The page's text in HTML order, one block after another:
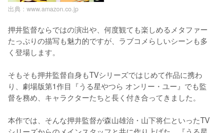
出典 : www.amazon.co.jp
押井監督ならではの演出や、何度観ても楽しめるメタファー
たっぷりの描写も魅力的ですが、ラブコメらしいシーンも多
く登場します。
そもそも押井監督自身もTVシリーズではじめて作品に携わ
り、劇場版第1作目『うる星やつら オンリー・ユー』でも監
督を務め、キャラクターたちと長く付き合ってきました。
本作では、そんな押井監督が森山雄治・山下将仁といったTV